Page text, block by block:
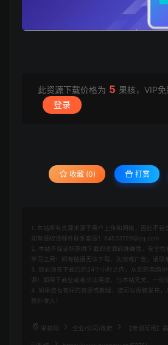
此资源下载价格为 5 果核，VIP
登录
收藏 (0) 打赏
1. 本站所有资源来源于用户上传和网络，因此不包
如有侵权请邮件联系客服！64533729@qq.com
2. 本站不保证所提供下载的资源的准确性、安全性
学习之用！如有链接无法下载、失效或广告，请联
3. 您必须在下载后的24个小时之内，从您的电脑
源！如用于商业或者非法用途，与本站无关，一切
4. 如果您也有好的资源或教程，您可以投稿发布，
额外收入！
果核网 企业/公司/政府 【亲测可用】